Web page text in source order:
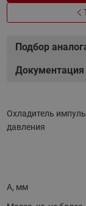
Подбор
Документация
Охладитель
давления
A, мм